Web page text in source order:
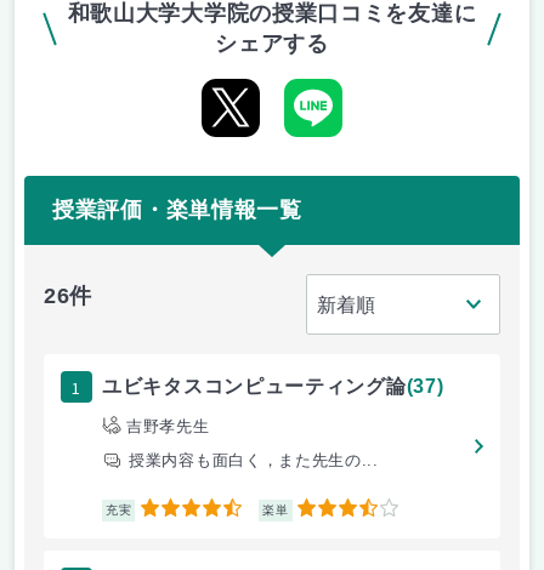
和歌山大学大学院の授業口コミを友達に
シェアする
授業評価・楽単情報一覧
26件
1 ユビキタスコンピューティング論(37)
吉野孝先生
授業内容も面白く，また先生の...
充実 4.5 楽単 3.5